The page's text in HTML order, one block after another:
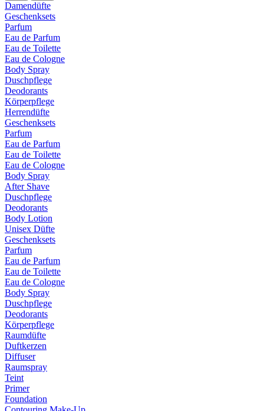
Damendüfte
Geschenksets
Parfum
Eau de Parfum
Eau de Toilette
Eau de Cologne
Body Spray
Duschpflege
Deodorants
Körperpflege
Herrendüfte
Geschenksets
Parfum
Eau de Parfum
Eau de Toilette
Eau de Cologne
Body Spray
After Shave
Duschpflege
Deodorants
Body Lotion
Unisex Düfte
Geschenksets
Parfum
Eau de Parfum
Eau de Toilette
Eau de Cologne
Body Spray
Duschpflege
Deodorants
Körperpflege
Raumdüfte
Duftkerzen
Diffuser
Raumspray
Teint
Primer
Foundation